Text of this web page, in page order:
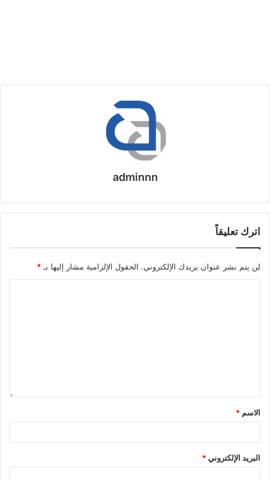
adminnn
اترك تعليقاً
لن يتم نشر عنوان بريدك الإلكتروني. الحقول الإلزامية مشار إليها بـ *
الاسم *
البريد الإلكتروني*